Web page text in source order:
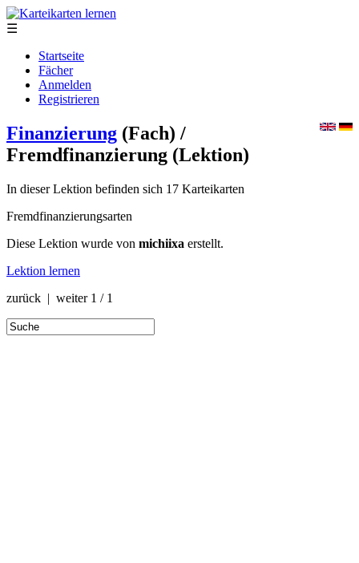
☰
Startseite
Fächer
Anmelden
Registrieren
Finanzierung (Fach) /
Fremdfinanzierung (Lektion)
In dieser Lektion befinden sich 17 Karteikarten
Fremdfinanzierungsarten
Diese Lektion wurde von michiixa erstellt.
Lektion lernen
zurück | weiter 1 / 1